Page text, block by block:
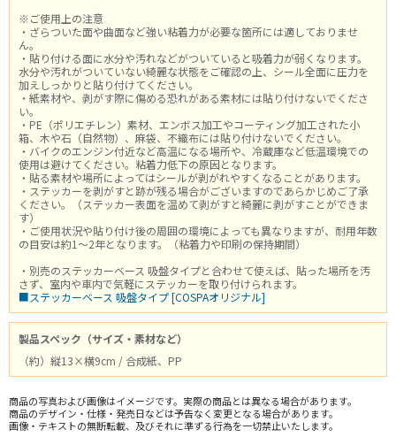
※ご使用上の注意
・ざらついた面や曲面など強い粘着力が必要な箇所には適しておりませ
ん。
・貼り付ける面に水分や汚れなどがついていると吸着力が弱くなります。
水分や汚れがついていない綺麗な状態をご確認の上、シール全面に圧力を
加えしっかりと貼り付けてください。
・紙素材や、剥がす際に傷める恐れがある素材には貼り付けないでくださ
い。
・PE（ポリエチレン）素材、エンボス加工やコーティング加工された小
箱、木や石（自然物）、麻袋、不織布には貼り付けないでください。
・バイクのエンジン付近など高温になる場所や、冷蔵庫など低温環境での
使用は避けてください。粘着力低下の原因となります。
・貼る素材や場所によってはシールが剥がれやすくなることがあります。
・ステッカーを剥がすと跡が残る場合がございますのであらかじめご了承
ください。（ステッカー表面を温めて剥がすと綺麗に剥がすことができま
す）
・ご使用状況や貼り付け後の周囲の環境によっても異なりますが、耐用年数
の目安は約1～2年となります。（粘着力や印刷の保持期間）
・別売のステッカーベース 吸盤タイプと合わせて使えば、貼った場所を汚
さず、室内や車内で気軽にステッカーを取り付けられます。
■ステッカーベース 吸盤タイプ [COSPAオリジナル]
製品スペック（サイズ・素材など）
（約）縦13×横9cm / 合成紙、PP
商品の写真および画像はイメージです。実際の商品とは異なる場合があります。
商品のデザイン・仕様・発売日などは予告なく変更となる場合があります。
画像・テキストの無断転載、及びそれに準ずる行為を一切禁止いたします。